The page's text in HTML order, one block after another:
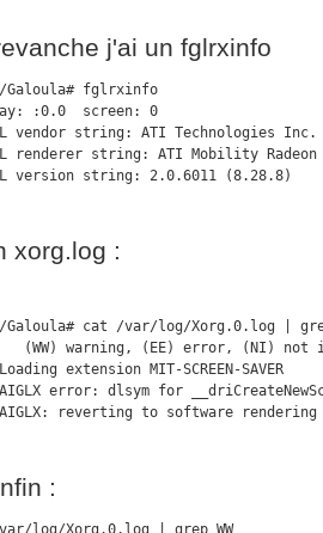
j'ai un fglrxinfo
Galoula# fglrxinfo
:0.0  screen: 0
vendor string: ATI Technologies Inc.
renderer string: ATI Mobility Radeon
version string: 2.0.6011 (8.28.8)
xorg.log :
Galoula# cat /var/log/Xorg.0.log |
(WW) warning, (EE) error, (NI) not
extension MIT-SCREEN-SAVER
error: dlsym for
reverting to software rendering
:
log/Xorg.0.log | grep WW